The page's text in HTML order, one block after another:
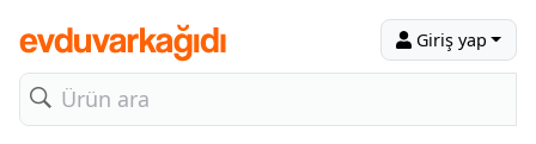
Giriş yap